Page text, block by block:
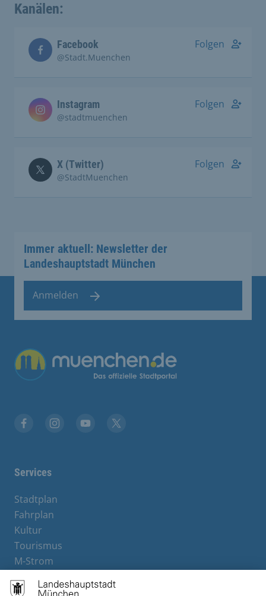
Kanälen:
Facebook
@Stadt.Muenchen
Folgen
Instagram
@stadtmuenchen
Folgen
X (Twitter)
@StadtMuenchen
Folgen
Immer aktuell: Newsletter der
Landeshauptstadt München
Anmelden
Übergreifende Links
Services
Stadtplan
Fahrplan
Kultur
Tourismus
M-Strom
Hotels